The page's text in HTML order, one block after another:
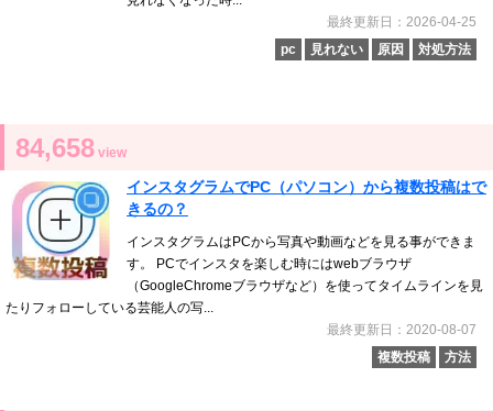
最終更新日：2026-04-25
pc
見れない 原因 対処方法
84,658 view
インスタグラムでPC（パソコン）から複数投稿はで
きるの？
インスタグラムはPCから写真や動画などを見る事ができま
す。 PCでインスタを楽しむ時にはwebブラウザ
（GoogleChromeブラウザなど）を使ってタイムラインを見
たりフォローしている芸能人の写...
最終更新日：2020-08-07
複数投稿
方法